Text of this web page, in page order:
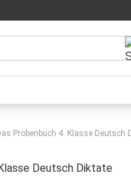
Probenbuch 4. Klasse Deutsch
Deutsch Diktate